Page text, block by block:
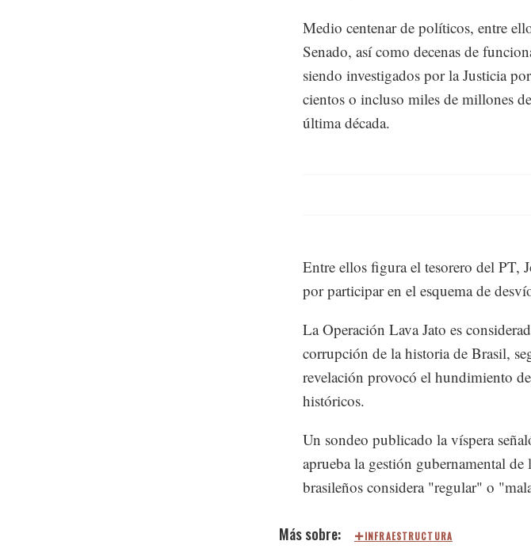
Medio centenar de políticos, entre
Senado, así como decenas de
siendo investigados por la Justicia
cientos o incluso miles de millones
última década.
Entre ellos figura el tesorero del PT,
por participar en el esquema de
La Operación Lava Jato es
corrupción de la historia de Brasil,
revelación provocó el hundimiento
históricos.
Un sondeo publicado la víspera
aprueba la gestión gubernamental
brasileños considera "regular" o
INFRAESTRUCTURA